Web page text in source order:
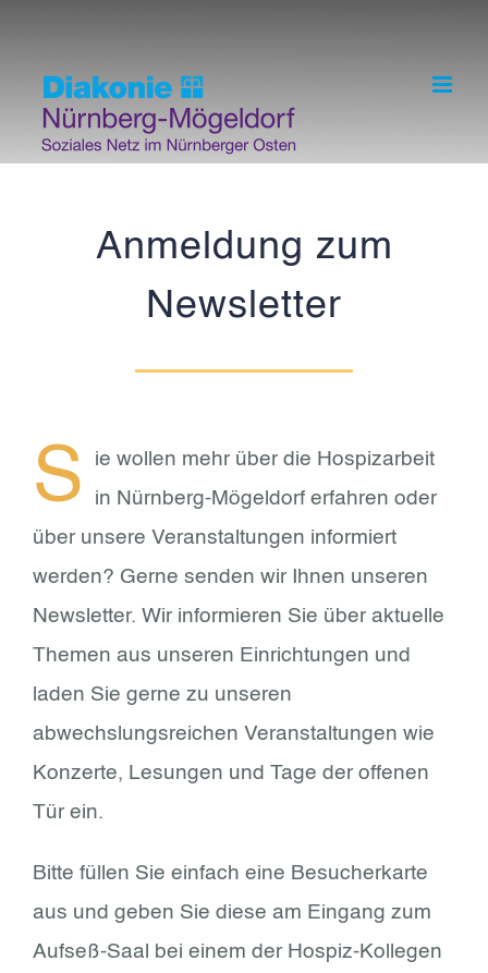
content
Anmeldung zum
Newsletter
S
ie wollen mehr über die Hospizarbeit
in Nürnberg-Mögeldorf erfahren oder
über unsere Veranstaltungen informiert
werden? Gerne senden wir Ihnen unseren
Newsletter. Wir informieren Sie über aktuelle
Themen aus unseren Einrichtungen und
laden Sie gerne zu unseren
abwechslungsreichen Veranstaltungen wie
Konzerte, Lesungen und Tage der offenen
Tür ein.
Bitte füllen Sie einfach eine Besucherkarte
aus und geben Sie diese am Eingang zum
Aufseß-Saal bei einem der Hospiz-Kollegen